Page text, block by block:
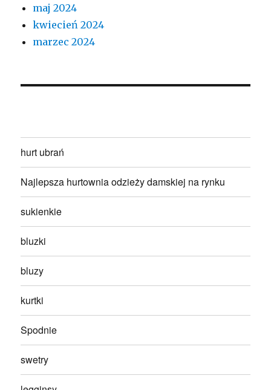
maj 2024
kwiecień 2024
marzec 2024
hurt ubrań
Najlepsza hurtownia odzieży damskiej na rynku
sukienkie
bluzki
bluzy
kurtki
Spodnie
swetry